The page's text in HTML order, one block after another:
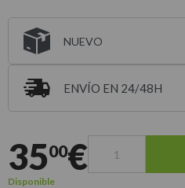
NUEVO
ENVÍO EN 24/48H
3500€
Disponible